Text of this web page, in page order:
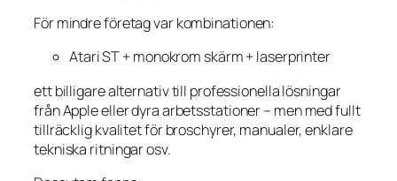
För mindre företag var kombinationen:
Atari ST + monokrom skärm + laserprinter
ett billigare alternativ till professionella lösningar
från Apple eller dyra arbetsstationer – men med fullt
tillräcklig kvalitet för broschyrer, manualer, enklare
tekniska ritningar osv.